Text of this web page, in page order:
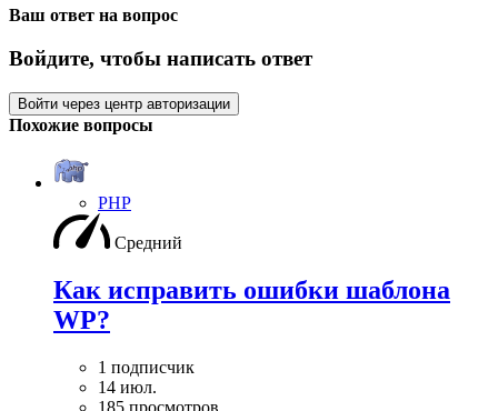
Ваш ответ на вопрос
Войдите, чтобы написать ответ
Войти через центр авторизации
Похожие вопросы
PHP
Средний
Как исправить ошибки шаблона
WP?
1 подписчик
14 июл.
185 просмотров